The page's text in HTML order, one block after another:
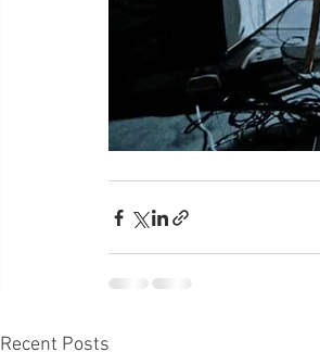
Recent Posts